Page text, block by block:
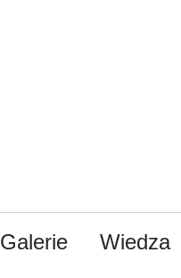
Galerie Wiedza